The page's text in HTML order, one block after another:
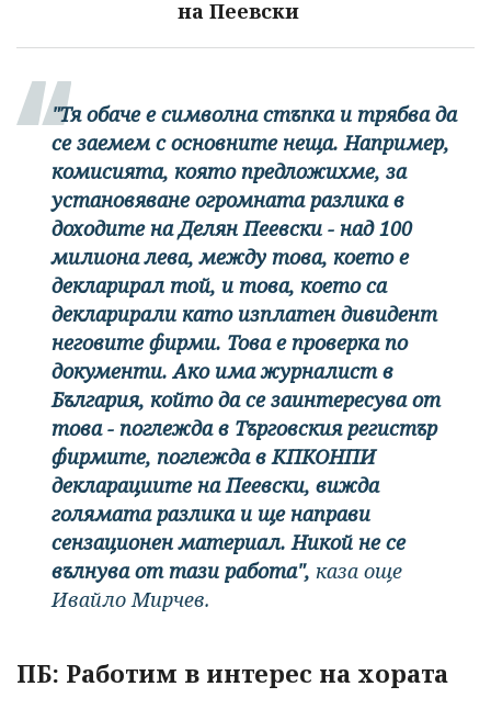
на Пеевски
"Тя обаче е символна стъпка и трябва да
се заемем с основните неща. Например,
комисията, която предложихме, за
установяване огромната разлика в
доходите на Делян Пеевски - над 100
милиона лева, между това, което е
декларирал той, и това, което са
декларирали като изплатен дивидент
неговите фирми. Това е проверка по
документи. Ако има журналист в
България, който да се заинтересува от
това - поглежда в Търговския регистър
фирмите, поглежда в КПКОНПИ
декларациите на Пеевски, вижда
голямата разлика и ще направи
сензационен материал. Никой не се
вълнува от тази работа", каза още
Ивайло Мирчев.
ПБ: Работим в интерес на хората